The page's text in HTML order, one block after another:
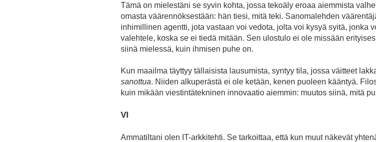
Tämä on mielestäni se syvin kohta, jossa tekoäly eroaa aiemmista
omasta väärennöksestään: hän tiesi, mitä teki. Sanomalehden
inhimillinen agentti, jota vastaan voi vedota, jolta voi kysyä syitä, jonka
valehtele, koska se ei tiedä mitään. Sen ulostulo ei ole missään
siinä mielessä, kuin ihmisen puhe on.
Kun maailma täyttyy tällaisista lausumista, syntyy tila, jossa väitteet
sanottua. Niiden alkuperästä ei ole ketään, kenen puoleen kääntyä.
kuin mikään viestintätekninen innovaatio aiemmin: muutos siinä, mitä
VI
Ammatiltani olen IT-arkkitehti. Se tarkoittaa, että kun muut näkevät